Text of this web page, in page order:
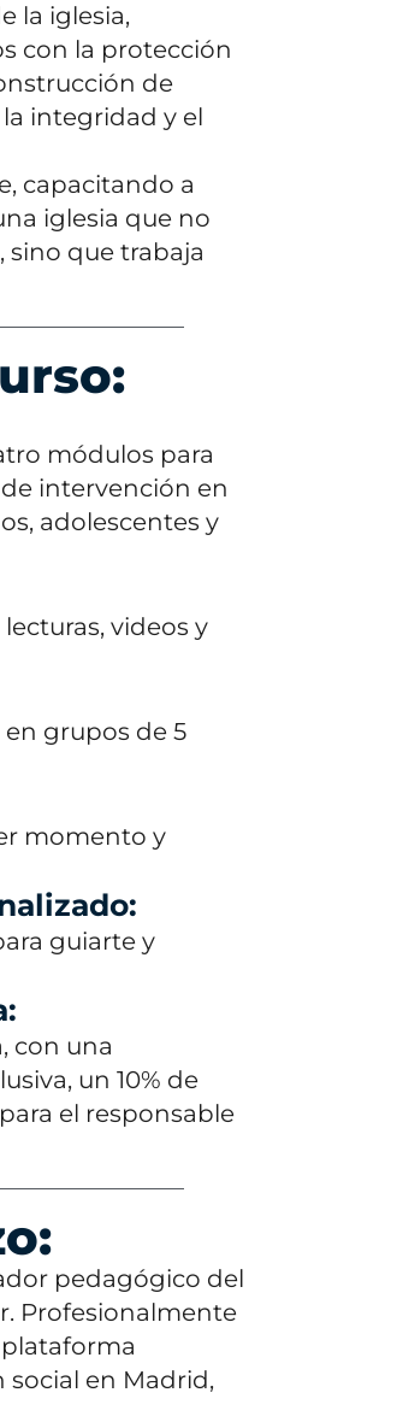
la iglesia,
con la protección
de
integridad y el
capacitando a
iglesia que no
sino que trabaja
módulos para
intervención en
adolescentes y
videos y
en grupos de 5
momento y
guiarte y
con una
un 10% de
el responsable
pedagógico del
Profesionalmente
social en Madrid,